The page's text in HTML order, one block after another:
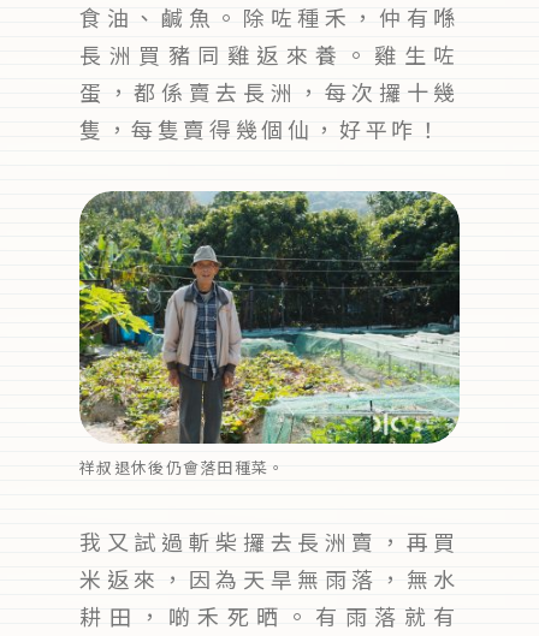
食油、鹹魚。除咗種禾，仲有喺
長洲買豬同雞返來養。雞生咗
蛋，都係賣去長洲，每次攞十幾
隻，每隻賣得幾個仙，好平咋！
祥叔退休後仍會落田種菜。
我又試過斬柴攞去長洲賣，再買
米返來，因為天旱無雨落，無水
耕田，啲禾死晒。有雨落就有